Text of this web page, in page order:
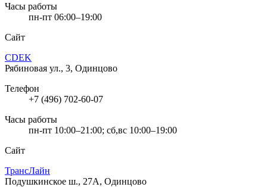
Часы работы
пн-пт 06:00–19:00
Сайт
CDEK
Рябиновая ул., 3, Одинцово
Телефон
+7 (496) 702-60-07
Часы работы
пн-пт 10:00–21:00; сб,вс 10:00–19:00
Сайт
ТрансЛайн
Подушкинское ш., 27А, Одинцово